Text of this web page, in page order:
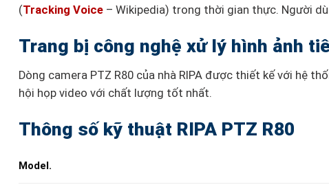
(Tracking Voice – Wikipedia) trong thời gian thực. Người
Trang bị công nghệ xử lý hình ảnh
Dòng camera PTZ R80 của nhà RIPA được thiết kế với hệ
hội họp video với chất lượng tốt nhất.
Thông số kỹ thuật RIPA PTZ R80
Model.